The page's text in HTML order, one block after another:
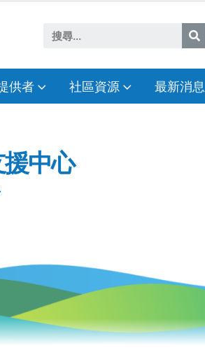
供者 社區資源 最新消息
中心